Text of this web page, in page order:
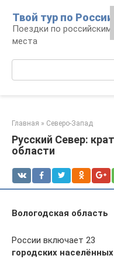
контенту
Твой тур по России
Поездки по
места
Главная » Северо-Запад
Русский Север:
области
Вологодская область
России включает 23
городских